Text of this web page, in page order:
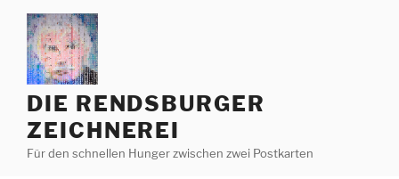
Zum
Inhalt
springen
DIE RENDSBURGER
ZEICHNEREI
Für den schnellen Hunger zwischen zwei Postkarten